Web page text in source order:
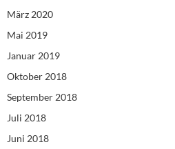
März 2020
Mai 2019
Januar 2019
Oktober 2018
September 2018
Juli 2018
Juni 2018